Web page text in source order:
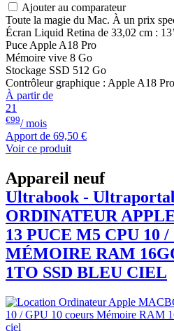
Ajouter au comparateur
Toute la magie du Mac. À un prix
Écran Liquid Retina de 33,02 cm :
Puce Apple A18 Pro
Mémoire vive 8 Go
Stockage SSD 512 Go
Contrôleur graphique : Apple A18
À partir de
21
€99/ mois
Apport de 69,50 €
Voir ce produit
Appareil neuf
Ultrabook -
ORDINATEUR
13 PUCE M5 CPU 10
MÉMOIRE RAM
1TO SSD BLEU CIEL